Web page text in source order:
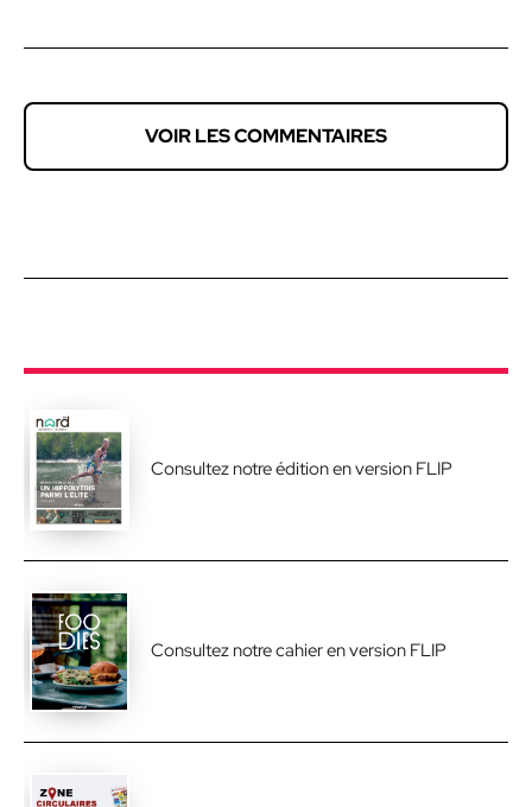
VOIR LES COMMENTAIRES
Consultez notre édition en version FLIP
Consultez notre cahier en version FLIP